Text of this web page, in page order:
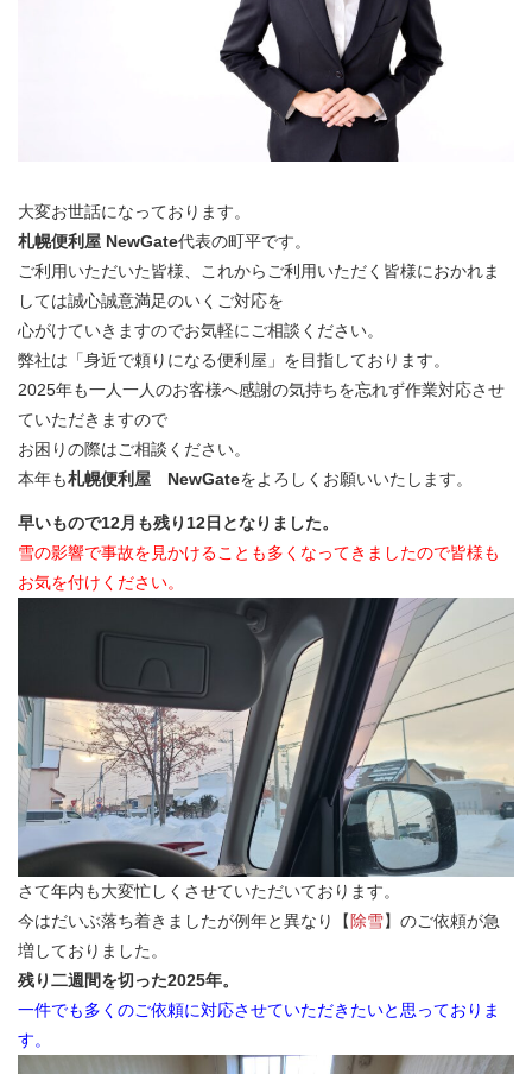
大変お世話になっております。
札幌便利屋 NewGate代表の町平です。
ご利用いただいた皆様、これからご利用いただく皆様におかれま
しては誠心誠意満足のいくご対応を
心がけていきますのでお気軽にご相談ください。
弊社は「身近で頼りになる便利屋」を目指しております。
2025年も一人一人のお客様へ感謝の気持ちを忘れず作業対応させ
ていただきますので
お困りの際はご相談ください。
本年も札幌便利屋 NewGateをよろしくお願いいたします。
早いもので12月も残り12日となりました。
雪の影響で事故を見かけることも多くなってきましたので皆様も
お気を付けください。
さて年内も大変忙しくさせていただいております。
今はだいぶ落ち着きましたが例年と異なり【 除雪】のご依頼が急
増しておりました。
残り二週間を切った2025年。
一件でも多くのご依頼に対応させていただきたいと思っておりま
す。